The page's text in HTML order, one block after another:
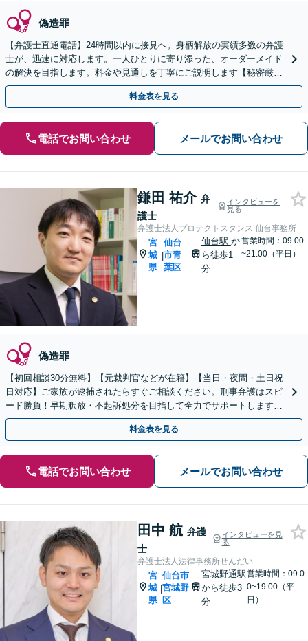
偽造罪
【弁護士直通電話】24時間以内に接見へ。身柄解放の実績多数の弁護
士が、迅速に対応します。一人ひとりに寄り添った、オーダーメイド
の解決を目指します。料金や見通しを丁寧にご説明します【秘密厳
守】【夜間・休日相談可】
料金表を見る
電話でお問い合わせ メールでお問い合わせ
鎌田 祐介 弁
護士
インタビューを
見る
弁護士法人プロテクトスタンス 仙台事務所
宮
城
県
|
仙台
市青
葉区
仙台駅 か
ら徒歩1
分
営業時間：09:00
~21:00（平日）
偽造罪
【初回相談30分無料】【元裁判官などが在籍】【当日・夜間・土日祝
日対応】ご家族が逮捕されたらすぐご相談ください。刑事弁護はスピ
ード勝負！早期釈放・不起訴処分を目指して全力でサポートします。
【スピード対応】
料金表を見る
電話でお問い合わせ メールでお問い合わせ
田中 航 弁護
士
インタビューを見
る
弁護士法人法律事務所せんだい
宮
城
県
|
仙台市
宮城野
区
宮城野通駅
から徒歩3
分
営業時間：09:0
0~19:00（平
日）